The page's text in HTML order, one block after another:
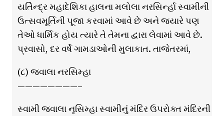
યતિેન્દ્ર મહાદેશિકા હાલના મલોલા નરસિર્ન્હા સ્વામીની
ઉત્સવમૂર્તિની પૂજા કરવામાં આવે છે અને જ્યારે પણ
તેઓ ધાર્મિક હોય ત્યારે તે તેમના દ્વારા લેવામાં આવે છે.
પ્રવાસો, દર વર્ષે ગામડાઓની મુલાકાત. તાજેતરમાં,
(૮) જ્વાલા નરસિમ્હા
————————–
સ્વામી જ્વાલા નૃસિમ્હા સ્વામીનું મંદિર ઉપરોક્ત મંદિરની